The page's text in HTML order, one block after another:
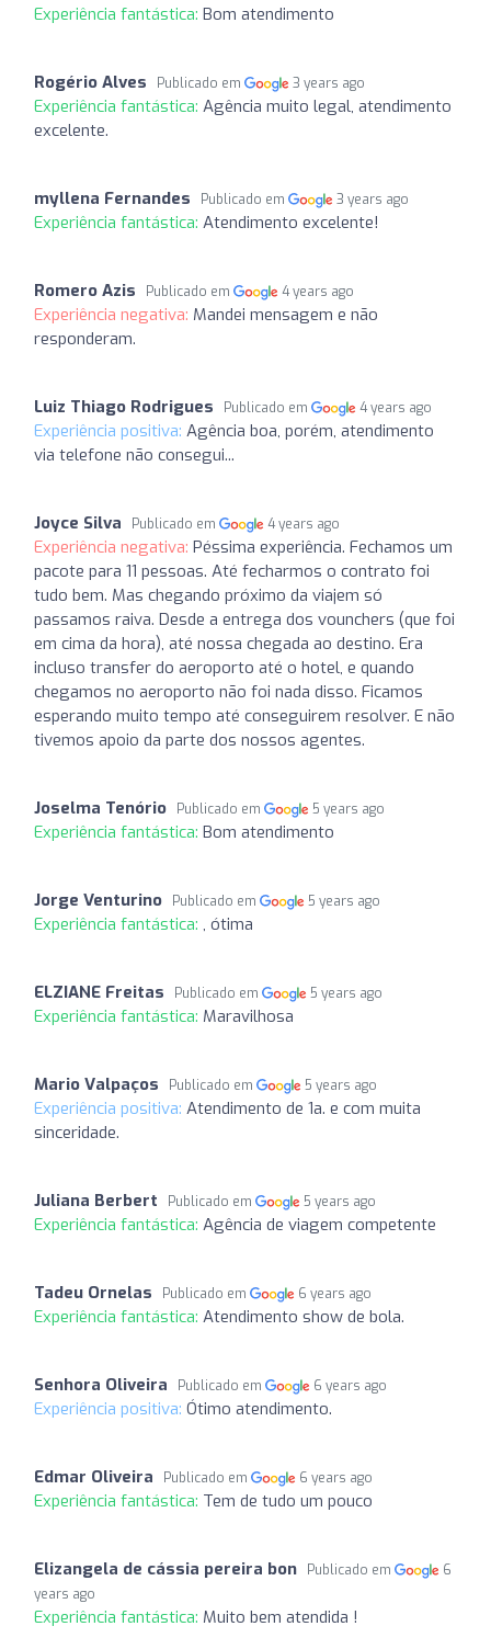
Experiência fantástica: Bom atendimento
Rogério Alves Publicado em 3 years ago
Experiência fantástica: Agência muito legal, atendimento
excelente.
myllena Fernandes Publicado em 3 years ago
Experiência fantástica: Atendimento excelente!
Romero Azis Publicado em 4 years ago
Experiência negativa: Mandei mensagem e não
responderam.
Luiz Thiago Rodrigues Publicado em 4 years ago
Experiência positiva: Agência boa, porém, atendimento
via telefone não consegui...
Joyce Silva Publicado em 4 years ago
Experiência negativa: Péssima experiência. Fechamos um
pacote para 11 pessoas. Até fecharmos o contrato foi
tudo bem. Mas chegando próximo da viajem só
passamos raiva. Desde a entrega dos vounchers (que foi
em cima da hora), até nossa chegada ao destino. Era
incluso transfer do aeroporto até o hotel, e quando
chegamos no aeroporto não foi nada disso. Ficamos
esperando muito tempo até conseguirem resolver. E não
tivemos apoio da parte dos nossos agentes.
Joselma Tenório Publicado em 5 years ago
Experiência fantástica: Bom atendimento
Jorge Venturino Publicado em 5 years ago
Experiência fantástica: , ótima
ELZIANE Freitas Publicado em 5 years ago
Experiência fantástica: Maravilhosa
Mario Valpaços Publicado em 5 years ago
Experiência positiva: Atendimento de 1a. e com muita
sinceridade.
Juliana Berbert Publicado em 5 years ago
Experiência fantástica: Agência de viagem competente
Tadeu Ornelas Publicado em 6 years ago
Experiência fantástica: Atendimento show de bola.
Senhora Oliveira Publicado em 6 years ago
Experiência positiva: Ótimo atendimento.
Edmar Oliveira Publicado em 6 years ago
Experiência fantástica: Tem de tudo um pouco
Elizangela de cássia pereira bon Publicado em
6
years ago
Experiência fantástica: Muito bem atendida !